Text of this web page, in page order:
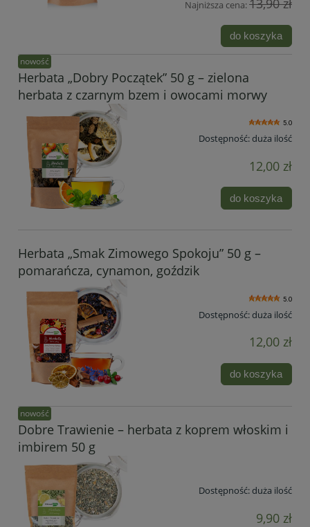
Najniższa cena:13,90 zł
do koszyka
Herbata „Dobry Początek” 50 g – zielona
herbata z czarnym bzem i owocami morwy
5.0
Dostępność:duża ilość
12,00 zł
do koszyka
nowość
Herbata „Smak Zimowego Spokoju” 50 g –
pomarańcza, cynamon, goździk
5.0
Dostępność:duża ilość
12,00 zł
do koszyka
Dobre Trawienie – herbata z koprem włoskim i
imbirem 50 g
Dostępność:duża ilość
9,90 zł
nowość